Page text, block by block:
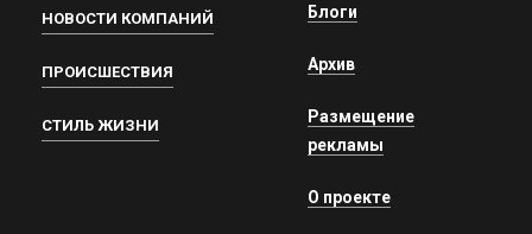
НОВОСТИ КОМПАНИЙ
ПРОИСШЕСТВИЯ
СТИЛЬ ЖИЗНИ
Блоги
Архив
Размещение
рекламы
О проекте